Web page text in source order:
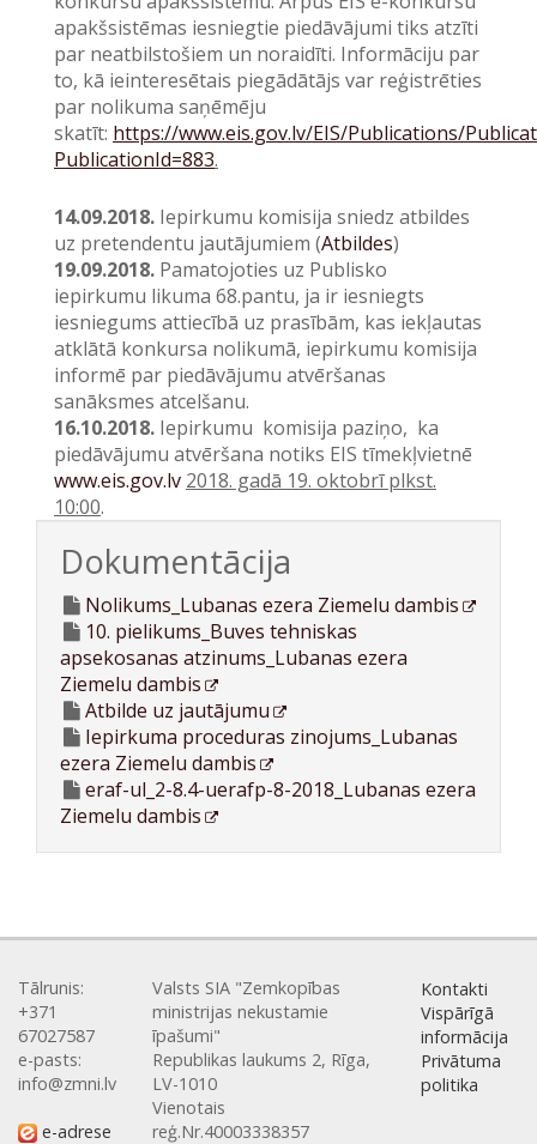
apakšsistēmas iesniegtie piedāvājumi tiks atzīti
par neatbilstošiem un noraidīti. Informāciju par
to, kā ieinteresētais piegādātājs var reģistrēties
par nolikuma saņēmēju
skatīt: https://www.eis.gov.lv/EIS/Publications/
PublicationId=883.
14.09.2018. Iepirkumu komisija sniedz atbildes
uz pretendentu jautājumiem (Atbildes)
19.09.2018. Pamatojoties uz Publisko
iepirkumu likuma 68.pantu, ja ir iesniegts
iesniegums attiecībā uz prasībām, kas iekļautas
atklātā konkursa nolikumā, iepirkumu komisija
informē par piedāvājumu atvēršanas
sanāksmes atcelšanu.
16.10.2018. Iepirkumu komisija paziņo, ka
piedāvājumu atvēršana notiks EIS tīmekļvietnē
www.eis.gov.lv 2018. gadā 19. oktobrī plkst.
10:00.
Dokumentācija
Nolikums_Lubanas ezera Ziemelu dambis
10. pielikums_Buves tehniskas
apsekosanas atzinums_Lubanas ezera
Ziemelu dambis
Atbilde uz jautājumu
Iepirkuma proceduras zinojums_Lubanas
ezera Ziemelu dambis
eraf-ul_2-8.4-uerafp-8-2018_Lubanas ezera
Ziemelu dambis
Tālrunis:
+371
67027587
e-pasts:
info@zmni.lv
e-adrese
Valsts SIA "Zemkopības
ministrijas nekustamie
īpašumi"
Republikas laukums 2, Rīga,
LV-1010
Vienotais
reģ.Nr.40003338357
Kontakti
Vispārīgā
informācija
Privātuma
politika